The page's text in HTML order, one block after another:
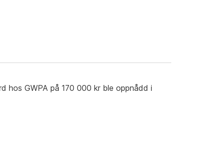
hos GWPA på 170 000 kr ble oppnådd i